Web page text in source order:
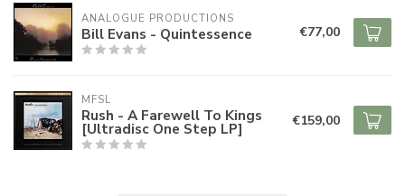
ANALOGUE PRODUCTIONS
Bill Evans - Quintessence €77,00
MFSL
Rush - A Farewell To Kings
[Ultradisc One Step LP] €159,00